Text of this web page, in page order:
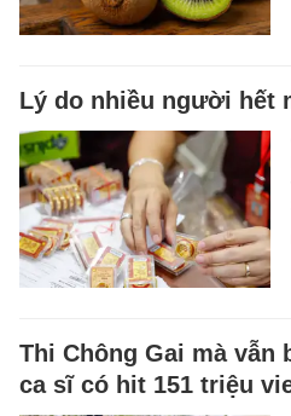
Lý do nhiều người hết
Thi Chông Gai mà vẫn
ca sĩ có hit 151 triệu